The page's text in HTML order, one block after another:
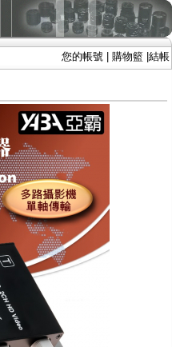
您的帳號 購物籃 結帳
室內外)
線照射